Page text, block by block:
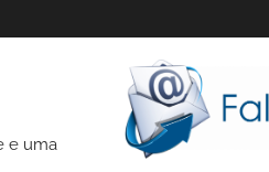
e uma